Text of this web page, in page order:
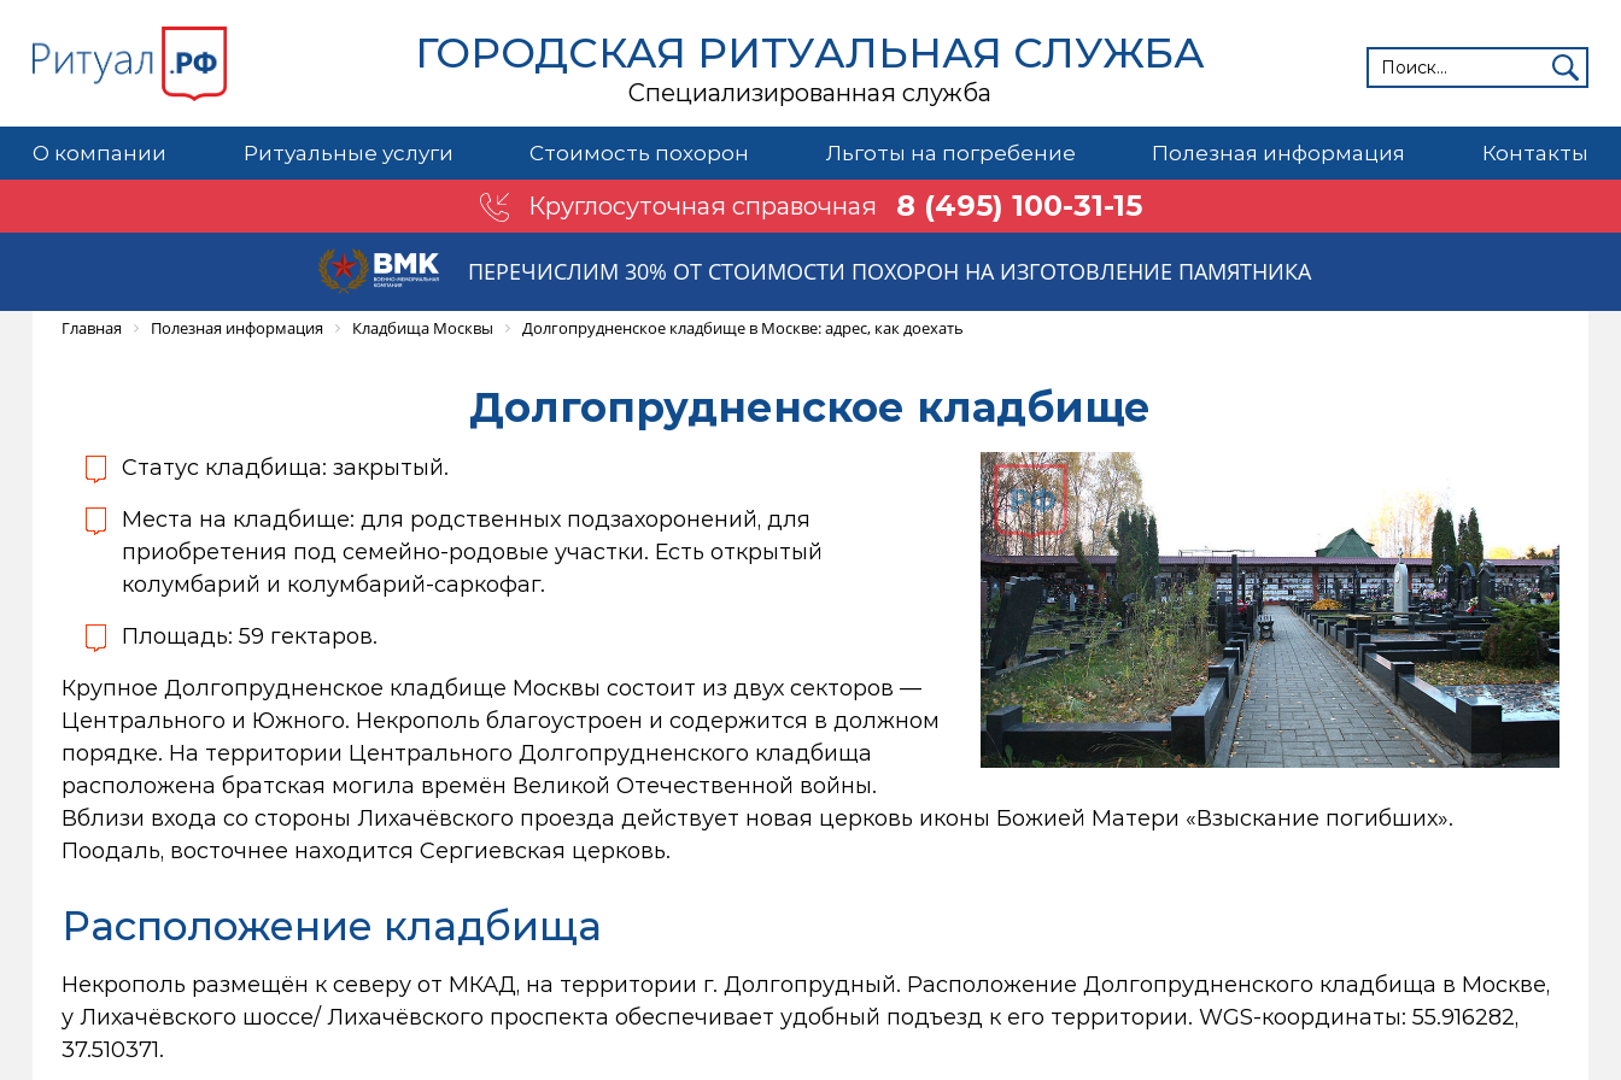
ГОРОДСКАЯ РИТУАЛЬНАЯ СЛУЖБА
Специализированная служба
О компании Ритуальные услуги Стоимость похорон Льготы на погребение Полезная информация Контакты
Круглосуточная справочная 8 (495) 100-31-15
ПЕРЕЧИСЛИМ 30% ОТ СТОИМОСТИ ПОХОРОН НА ИЗГОТОВЛЕНИЕ ПАМЯТНИКА
Главная Полезная информация Кладбища Москвы Долгопрудненское кладбище в Москве: адрес, как доехать
Долгопрудненское кладбище
Статус кладбища: закрытый.
Места на кладбище: для родственных подзахоронений, для
приобретения под семейно-родовые участки. Есть открытый
колумбарий и колумбарий-саркофаг.
Площадь: 59 гектаров.
Крупное Долгопрудненское кладбище Москвы состоит из двух секторов —
Центрального и Южного. Некрополь благоустроен и содержится в должном
порядке. На территории Центрального Долгопрудненского кладбища
расположена братская могила времён Великой Отечественной войны.
Вблизи входа со стороны Лихачёвского проезда действует новая церковь иконы Божией Матери «Взыскание погибших».
Поодаль, восточнее находится Сергиевская церковь.
Расположение кладбища
Некрополь размещён к северу от МКАД, на территории г. Долгопрудный. Расположение Долгопрудненского кладбища в Москве,
у Лихачёвского шоссе/ Лихачёвского проспекта обеспечивает удобный подъезд к его территории. WGS-координаты: 55.916282,
37.510371.